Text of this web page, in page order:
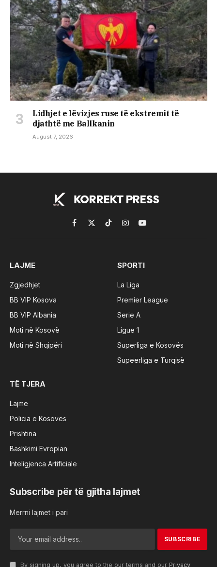
Lidhjet e lëvizjes ruse të ekstremit të
djathtë me Ballkanin
August 7, 2026
Facebook
X
(Twitter)
TikTokInstagramYouTube
LAJME
Zgjedhjet
BB VIP Kosova
BB VIP Albania
Moti në Kosovë
Moti në Shqipëri
SPORTI
La Liga
Premier League
Serie A
Ligue 1
Superliga e Kosovës
Supeerliga e Turqisë
TË TJERA
Lajme
Policia e Kosovës
Prishtina
Bashkimi Evropian
Inteligjenca Artificiale
Subscribe për të gjitha lajmet
Merrni lajmet i pari
By signing up, you agree to the our terms and our Privacy